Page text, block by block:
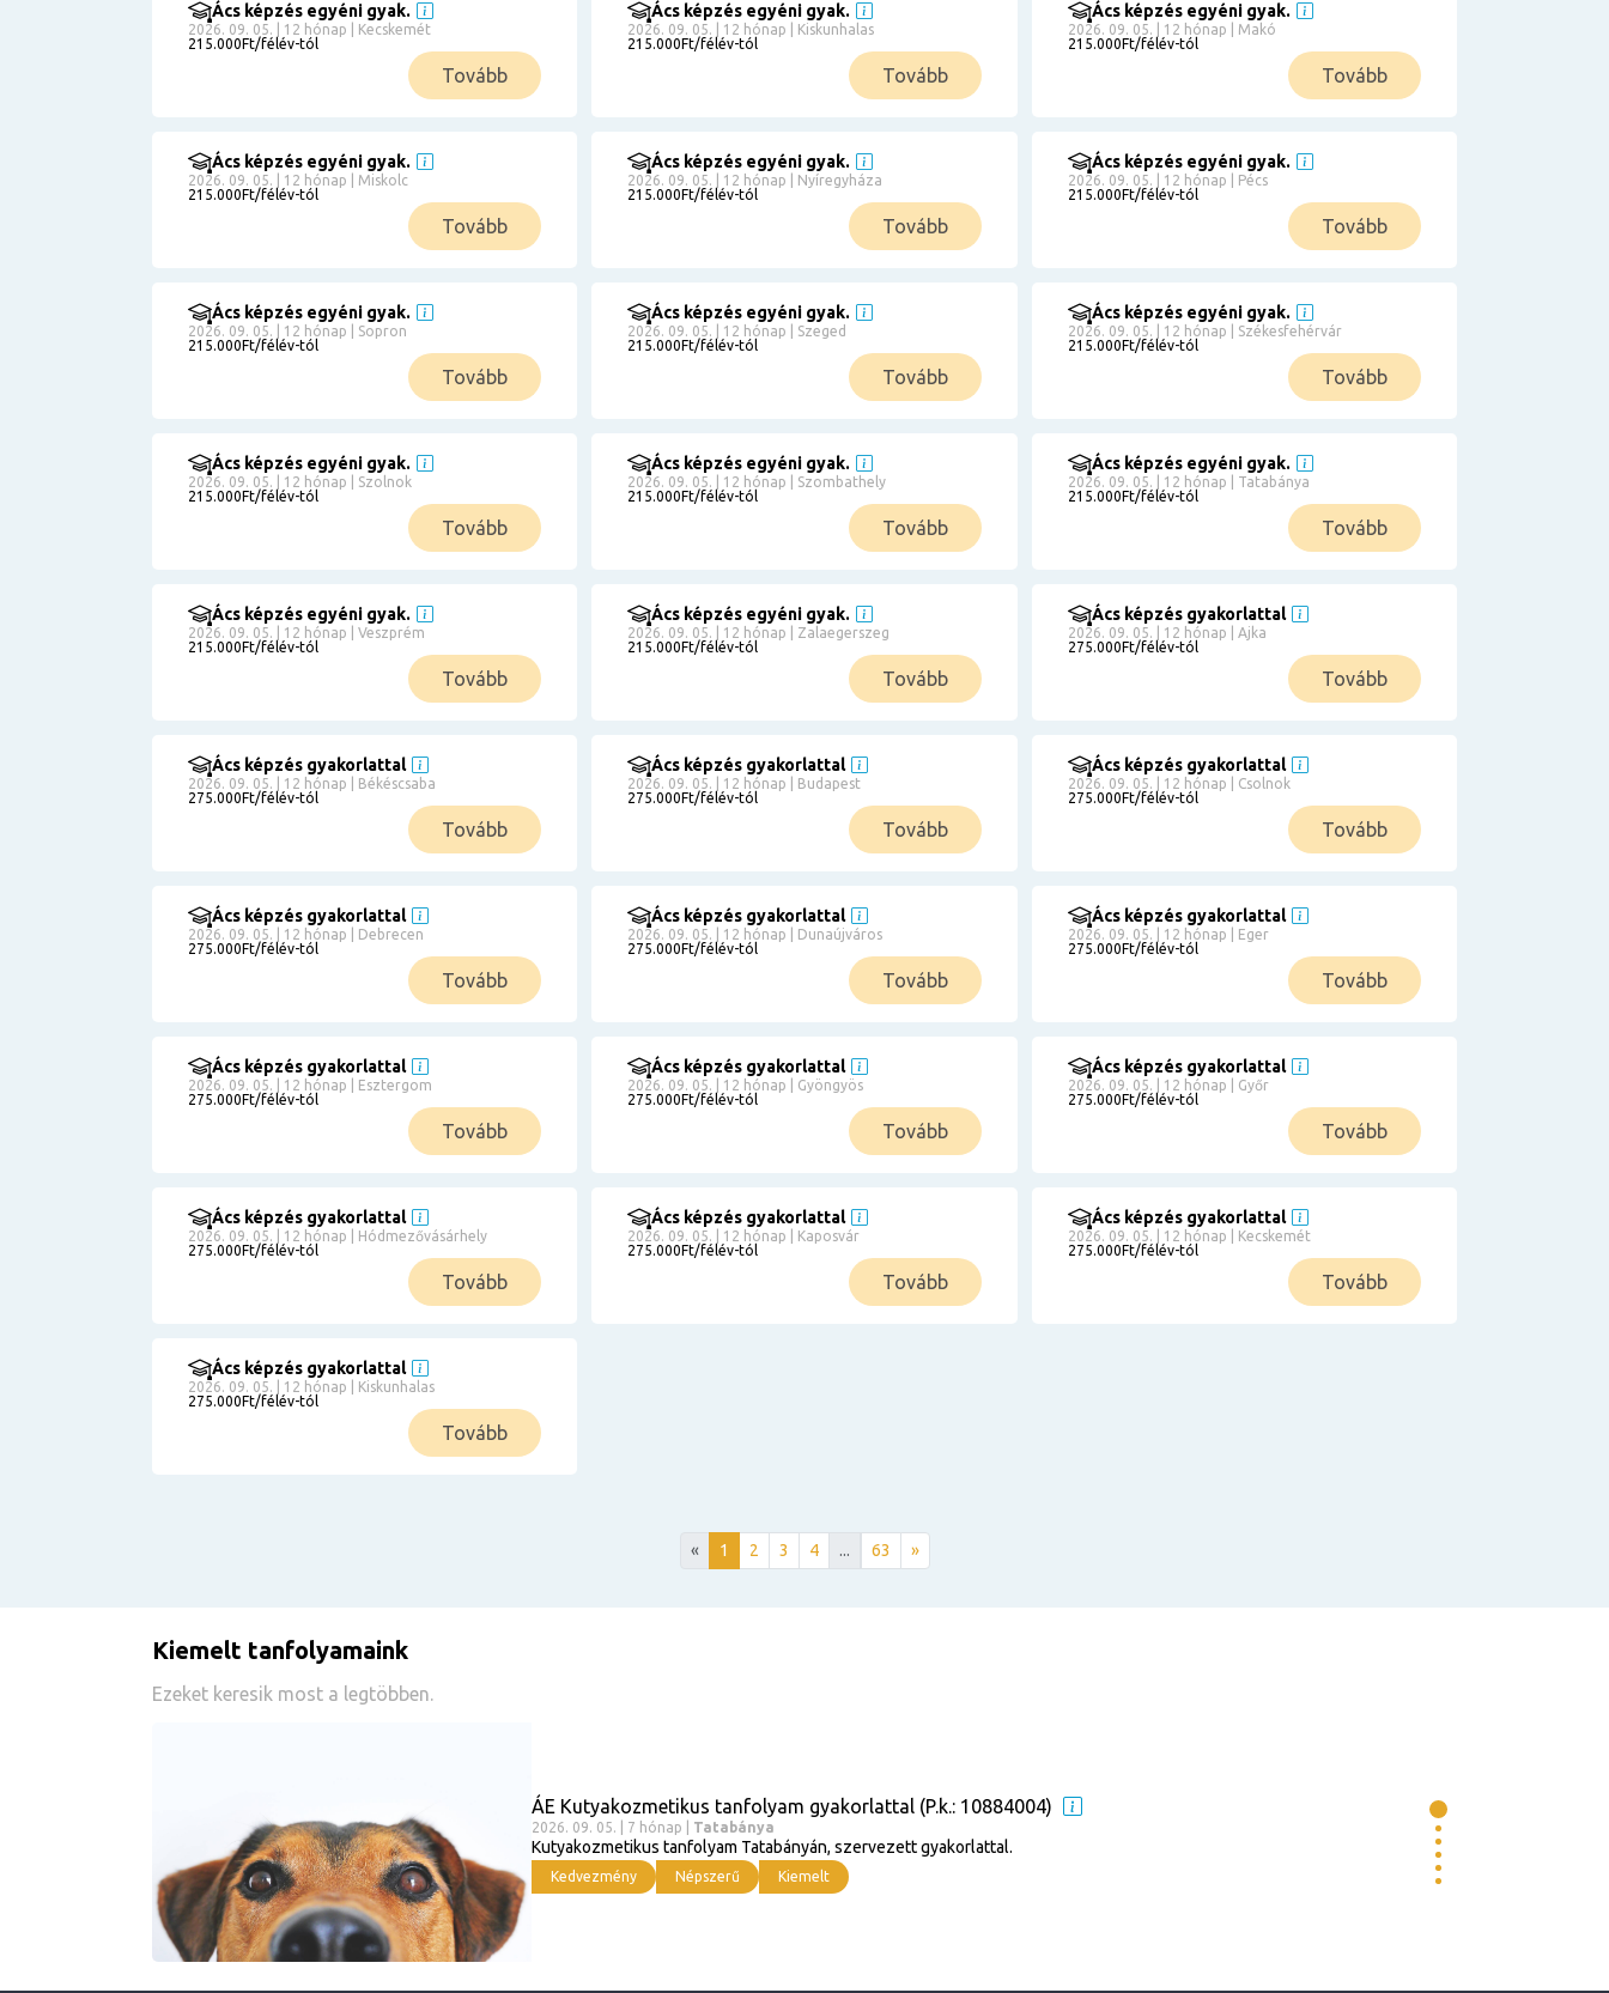
Ács képzés egyéni gyak.
2026. 09. 05. | 12 hónap | Kecskemét
215.000Ft/félév-tól
Tovább
Ács képzés egyéni gyak.
2026. 09. 05. | 12 hónap | Kiskunhalas
215.000Ft/félév-tól
Tovább
Ács képzés egyéni gyak.
2026. 09. 05. | 12 hónap | Makó
215.000Ft/félév-tól
Tovább
Ács képzés egyéni gyak.
2026. 09. 05. | 12 hónap | Miskolc
215.000Ft/félév-tól
Tovább
Ács képzés egyéni gyak.
2026. 09. 05. | 12 hónap | Nyíregyháza
215.000Ft/félév-tól
Tovább
Ács képzés egyéni gyak.
2026. 09. 05. | 12 hónap | Pécs
215.000Ft/félév-tól
Tovább
Ács képzés egyéni gyak.
2026. 09. 05. | 12 hónap | Sopron
215.000Ft/félév-tól
Tovább
Ács képzés egyéni gyak.
2026. 09. 05. | 12 hónap | Szeged
215.000Ft/félév-tól
Tovább
Ács képzés egyéni gyak.
2026. 09. 05. | 12 hónap | Székesfehérvár
215.000Ft/félév-tól
Tovább
Ács képzés egyéni gyak.
2026. 09. 05. | 12 hónap | Szolnok
215.000Ft/félév-tól
Tovább
Ács képzés egyéni gyak.
2026. 09. 05. | 12 hónap | Szombathely
215.000Ft/félév-tól
Tovább
Ács képzés egyéni gyak.
2026. 09. 05. | 12 hónap | Tatabánya
215.000Ft/félév-tól
Tovább
Ács képzés egyéni gyak.
2026. 09. 05. | 12 hónap | Veszprém
215.000Ft/félév-tól
Tovább
Ács képzés egyéni gyak.
2026. 09. 05. | 12 hónap | Zalaegerszeg
215.000Ft/félév-tól
Tovább
Ács képzés gyakorlattal
2026. 09. 05. | 12 hónap | Ajka
275.000Ft/félév-tól
Tovább
Ács képzés gyakorlattal
2026. 09. 05. | 12 hónap | Békéscsaba
275.000Ft/félév-tól
Tovább
Ács képzés gyakorlattal
2026. 09. 05. | 12 hónap | Budapest
275.000Ft/félév-tól
Tovább
Ács képzés gyakorlattal
2026. 09. 05. | 12 hónap | Csolnok
275.000Ft/félév-tól
Tovább
Ács képzés gyakorlattal
2026. 09. 05. | 12 hónap | Debrecen
275.000Ft/félév-tól
Tovább
Ács képzés gyakorlattal
2026. 09. 05. | 12 hónap | Dunaújváros
275.000Ft/félév-tól
Tovább
Ács képzés gyakorlattal
2026. 09. 05. | 12 hónap | Eger
275.000Ft/félév-tól
Tovább
Ács képzés gyakorlattal
2026. 09. 05. | 12 hónap | Esztergom
275.000Ft/félév-tól
Tovább
Ács képzés gyakorlattal
2026. 09. 05. | 12 hónap | Gyöngyös
275.000Ft/félév-tól
Tovább
Ács képzés gyakorlattal
2026. 09. 05. | 12 hónap | Győr
275.000Ft/félév-tól
Tovább
Ács képzés gyakorlattal
2026. 09. 05. | 12 hónap | Hódmezővásárhely
275.000Ft/félév-tól
Tovább
Ács képzés gyakorlattal
2026. 09. 05. | 12 hónap | Kaposvár
275.000Ft/félév-tól
Tovább
Ács képzés gyakorlattal
2026. 09. 05. | 12 hónap | Kecskemét
275.000Ft/félév-tól
Tovább
Ács képzés gyakorlattal
2026. 09. 05. | 12 hónap | Kiskunhalas
275.000Ft/félév-tól
Tovább
« 1 2 3 4 ... 63 »
Kiemelt tanfolyamaink
Ezeket keresik most a legtöbben.
ÁE Kutyakozmetikus tanfolyam gyakorlattal (P.k.: 10884004)
2026. 09. 05. | 7 hónap | Tatabánya
Kutyakozmetikus tanfolyam Tatabányán, szervezett gyakorlattal.
Kedvezmény Népszerű Kiemelt